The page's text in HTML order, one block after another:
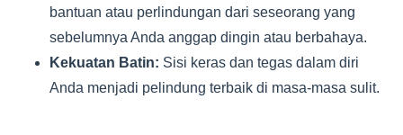
bantuan atau perlindungan dari seseorang yang
sebelumnya Anda anggap dingin atau berbahaya.
Kekuatan Batin: Sisi keras dan tegas dalam diri
Anda menjadi pelindung terbaik di masa-masa sulit.